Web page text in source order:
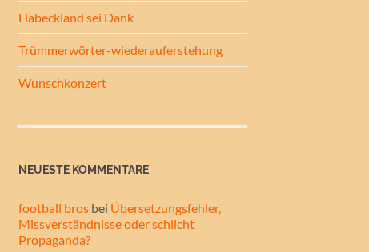
Habeckland sei Dank
Trümmerwörter-wiederauferstehung
Wunschkonzert
NEUESTE KOMMENTARE
football bros bei Übersetzungsfehler,
Missverständnisse oder schlicht
Propaganda?